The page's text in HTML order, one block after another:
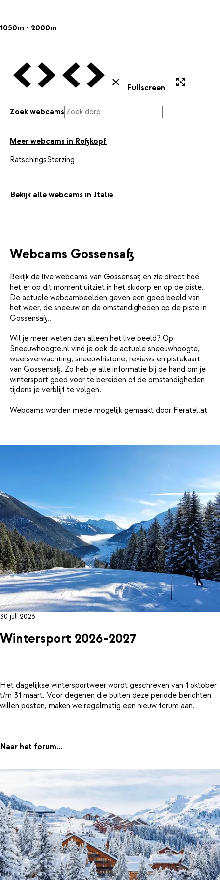
1050m - 2000m
Vorige Webcam
Volgende Webcam
Vorige Webcam
Volgende Webcam
Sluiten
Fullscreen
Zoek webcams
Meer webcams in Roßkopf
RatschingsSterzing
Bekijk alle webcams in Italië
Webcams Gossensaß
Bekijk de live webcams van Gossensaß en zie direct hoe
het er op dit moment uitziet in het skidorp en op de piste.
De actuele webcambeelden geven een goed beeld van
het weer, de sneeuw en de omstandigheden op de piste in
Gossensaß..
Wil je meer weten dan alleen het live beeld? Op
Sneeuwhoogte.nl vind je ook de actuele sneeuwhoogte,
weersverwachting, sneeuwhistorie, reviews en pistekaart
van Gossensaß. Zo heb je alle informatie bij de hand om je
wintersport goed voor te bereiden of de omstandigheden
tijdens je verblijf te volgen.
Webcams worden mede mogelijk gemaakt door Feratel.at
30 juli 2026
Wintersport 2026-2027
Het dagelijkse wintersportweer wordt geschreven van 1 oktober
t/m 31 maart. Voor degenen die buiten deze periode berichten
willen posten, maken we regelmatig een nieuw forum aan.
Naar het forum...